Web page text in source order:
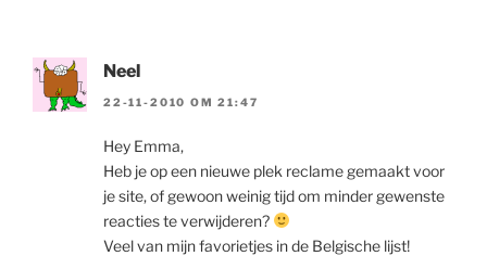
Neel
22-11-2010 OM 21:47
Hey Emma,
Heb je op een nieuwe plek reclame gemaakt voor
je site, of gewoon weinig tijd om minder gewenste
reacties te verwijderen?
Veel van mijn favorietjes in de Belgische lijst!